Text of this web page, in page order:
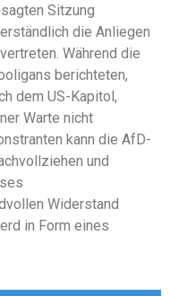
Sitzung
die Anliegen
Während die
berichteten,
dem US-Kapitol,
Warte nicht
kann die AfD-
und
Widerstand
in Form eines